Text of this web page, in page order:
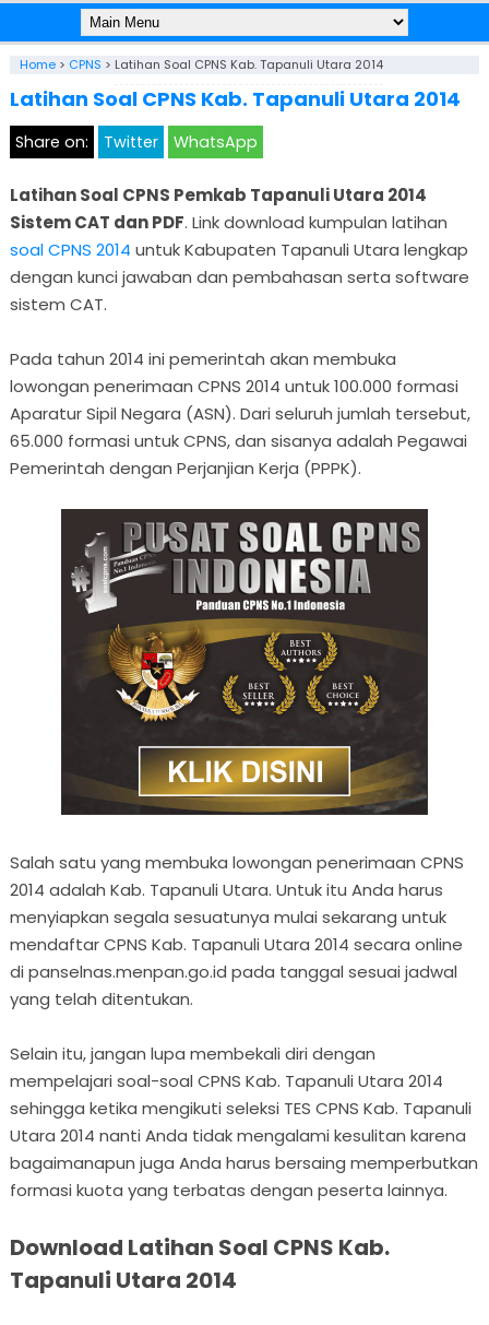
Home> CPNS > Latihan Soal CPNS Kab. Tapanuli Utara 2014
Latihan Soal CPNS Kab. Tapanuli Utara 2014
Share on: Twitter WhatsApp
Latihan Soal CPNS Pemkab Tapanuli Utara 2014
Sistem CAT dan PDF. Link download kumpulan latihan
soal CPNS 2014 untuk Kabupaten Tapanuli Utara lengkap
dengan kunci jawaban dan pembahasan serta software
sistem CAT.
Pada tahun 2014 ini pemerintah akan membuka
lowongan penerimaan CPNS 2014 untuk 100.000 formasi
Aparatur Sipil Negara (ASN). Dari seluruh jumlah tersebut,
65.000 formasi untuk CPNS, dan sisanya adalah Pegawai
Pemerintah dengan Perjanjian Kerja (PPPK).
Salah satu yang membuka lowongan penerimaan CPNS
2014 adalah Kab. Tapanuli Utara. Untuk itu Anda harus
menyiapkan segala sesuatunya mulai sekarang untuk
mendaftar CPNS Kab. Tapanuli Utara 2014 secara online
di panselnas.menpan.go.id pada tanggal sesuai jadwal
yang telah ditentukan.
Selain itu, jangan lupa membekali diri dengan
mempelajari soal-soal CPNS Kab. Tapanuli Utara 2014
sehingga ketika mengikuti seleksi TES CPNS Kab. Tapanuli
Utara 2014 nanti Anda tidak mengalami kesulitan karena
bagaimanapun juga Anda harus bersaing memperbutkan
formasi kuota yang terbatas dengan peserta lainnya.
Download Latihan Soal CPNS Kab.
Tapanuli Utara 2014